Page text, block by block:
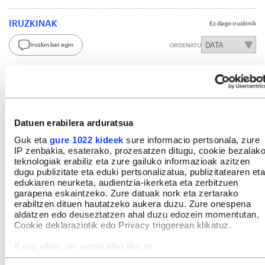
Datuen erabilera arduratsua
Guk eta gure 1022 kideek sure informacio pertsonala, zure
IP zenbakia, esaterako, prozesatzen ditugu, cookie bezalako
teknologiak erabiliz eta zure gailuko informazioak azitzen
dugu publizitate eta eduki pertsonalizatua, publizitatearen eta
edukiaren neurketa, audientzia-ikerketa eta zerbitzuen
garapena eskaintzeko. Zure datuak nork eta zertarako
erabiltzen dituen hautatzeko aukera duzu. Zure onespena
aldatzen edo deuseztatzen ahal duzu edozein momentutan,
Cookie deklaraziotik edo Privacy triggerean klikatuz.
If you allow, we would also like to:
Collect information about your geographical location
IRUZKINAK Ez dago iruzkinik
Iruzkin bat egin ORDENATU